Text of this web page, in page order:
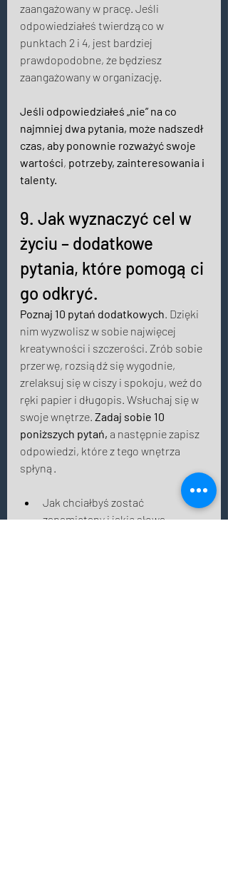
zaangażowany w pracę. Jeśli
odpowiedziałeś twierdząco w
punktach 2 i 4, jest bardziej
prawdopodobne, że będziesz
zaangażowany w organizację.
Jeśli odpowiedziałeś „nie” na co
najmniej dwa pytania, może nadszedł
czas, aby ponownie rozważyć swoje
wartości, potrzeby, zainteresowania i
talenty.
9. Jak wyznaczyć cel w
życiu – dodatkowe
pytania, które pomogą ci
go odkryć.
Poznaj 10 pytań dodatkowych. Dzięki
nim wyzwolisz w sobie najwięcej
kreatywności i szczerości. Zrób sobie
przerwę, rozsiądź się wygodnie,
zrelaksuj się w ciszy i spokoju, weź do
ręki papier i długopis. Wsłuchaj się w
swoje wnętrze. Zadaj sobie 10
poniższych pytań, a następnie zapisz
odpowiedzi, które z tego wnętrza
spłyną.
Jak chciałbyś zostać
zapamiętany i jakie słowa